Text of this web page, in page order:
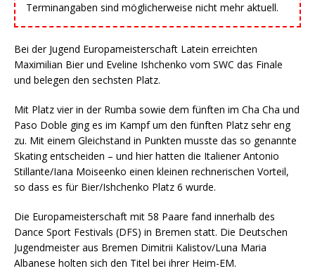
Terminangaben sind möglicherweise nicht mehr aktuell.
Bei der Jugend Europameisterschaft Latein erreichten
Maximilian Bier und Eveline Ishchenko vom SWC das Finale
und belegen den sechsten Platz.
Mit Platz vier in der Rumba sowie dem fünften im Cha Cha und
Paso Doble ging es im Kampf um den fünften Platz sehr eng
zu. Mit einem Gleichstand in Punkten musste das so genannte
Skating entscheiden – und hier hatten die Italiener Antonio
Stillante/Iana Moiseenko einen kleinen rechnerischen Vorteil,
so dass es für Bier/Ishchenko Platz 6 wurde.
Die Europameisterschaft mit 58 Paare fand innerhalb des
Dance Sport Festivals (DFS) in Bremen statt. Die Deutschen
Jugendmeister aus Bremen Dimitrii Kalistov/Luna Maria
Albanese holten sich den Titel bei ihrer Heim-EM.